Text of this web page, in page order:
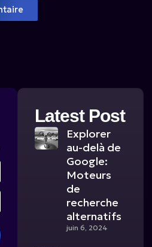
Latest Post
Explorer
au-delà de
Google:
Moteurs
de
recherche
alternatifs
juin 6, 2024